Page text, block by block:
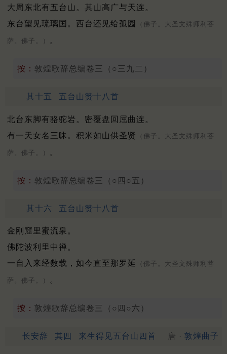
大周东北有五台山。其山高广与天连。
东台望见琉璃国。西台还见给孤园
（佛子。大圣文殊师利菩
萨。佛子。） 。
按： 敦煌歌辞总编卷三（○三九二）
其十五 五台山赞十八首
北台东脚有骆驼岩。密覆盘回屈曲连。
有一天女名三昧。积米如山供圣贤
（佛子。大圣文殊师利菩
萨。佛子。） 。
按： 敦煌歌辞总编卷三（○四○五）
其十六 五台山赞十八首
金刚窟里蜜流泉。
佛陀波利里中禅。
一自入来经数载，如今直至那罗延
（佛子。大圣文殊师利菩
萨。佛子。） 。
按： 敦煌歌辞总编卷三（○四○六）
长安辞 其四 来生得见五台山四首 唐 · 敦煌曲子